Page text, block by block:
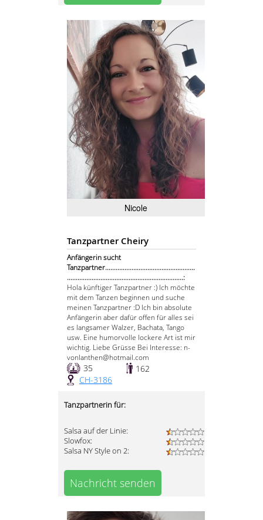
Nicole
Tanzpartner Cheiry
Anfängerin sucht
Tanzpartner...................................................
..................................................................:
Hola künftiger Tanzpartner :) Ich möchte
mit dem Tanzen beginnen und suche
meinen Tanzpartner :D Ich bin absolute
Anfängerin aber dafür offen für alles sei
es langsamer Walzer, Bachata, Tango
usw. Eine humorvolle lockere Art ist mir
wichtig. Liebe Grüsse Bei Interesse: n-
vonlanthen@hotmail.com
35
162
CH-3186
Tanzpartnerin für:
Salsa auf der Linie:
Slowfox:
Salsa NY Style on 2:
Nachricht senden